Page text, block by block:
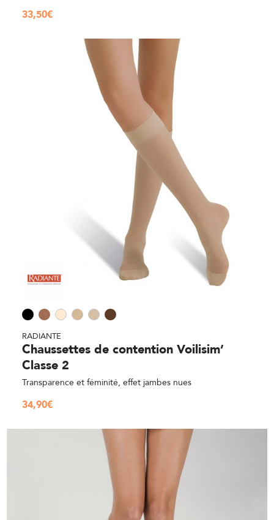
33,50€
RADIANTE
Chaussettes de contention Voilisim’
Classe 2
Transparence et féminité, effet jambes nues
34,90€